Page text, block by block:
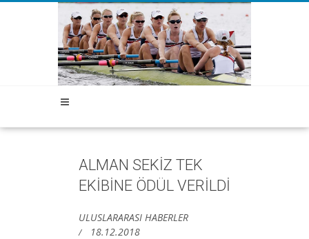
ALMAN SEKİZ TEK
EKİBİNE ÖDÜL VERİLDİ
ULUSLARARASI HABERLER
18.12.2018